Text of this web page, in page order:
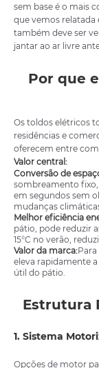
sem base é o mais
que vemos
também deve ser
jantar ao ar livre
Por que
Os toldos elétricos
residências e
oferecem entre
Valor central:
Conversão de
sombreamento
em segundos sem
mudanças
Melhor eficiência
pátio, pode reduzir
15°C no verão,
Valor da marca:
eleva rapidamente
útil do pátio.
Estrutura
1. Sistema
Opções de motor